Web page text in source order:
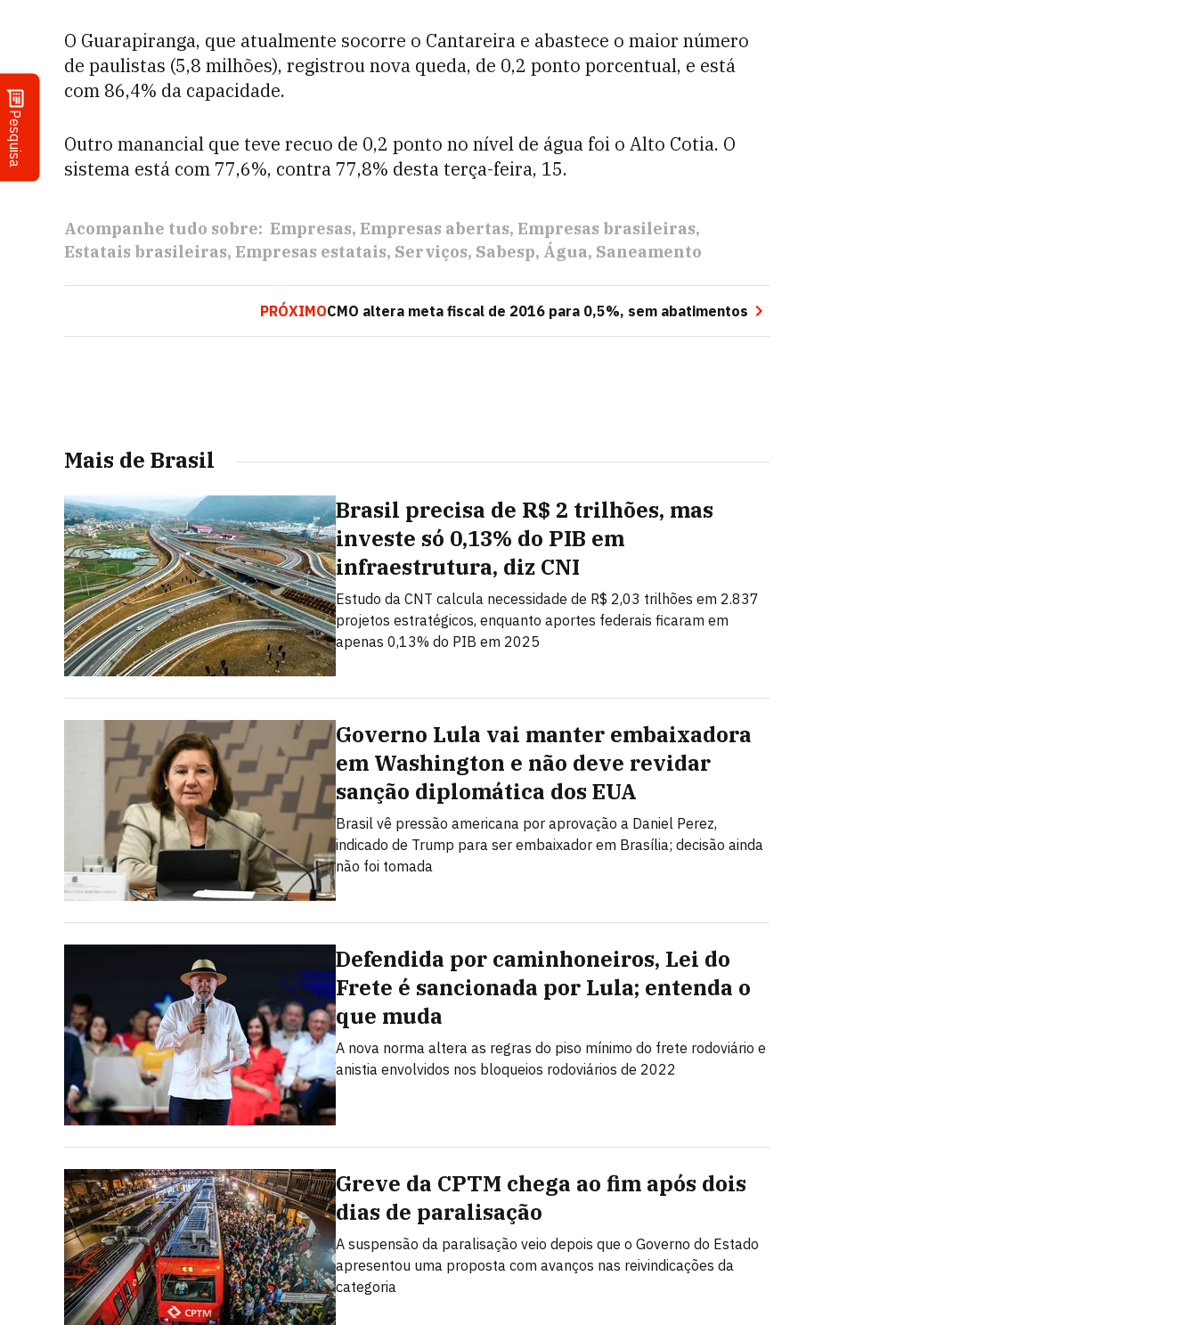
Pesquisa
O Guarapiranga, que atualmente socorre o Cantareira e abastece o maior número
de paulistas (5,8 milhões), registrou nova queda, de 0,2 ponto porcentual, e está
com 86,4% da capacidade.
Outro manancial que teve recuo de 0,2 ponto no nível de água foi o Alto Cotia. O
sistema está com 77,6%, contra 77,8% desta terça-feira, 15.
Acompanhe tudo sobre: Empresas Empresas abertas Empresas brasileiras
Estatais brasileiras Empresas estatais Serviços Sabesp Água Saneamento
PRÓXIMOCMO altera meta fiscal de 2016 para 0,5%, sem abatimentos
Mais de Brasil
Brasil precisa de R$ 2 trilhões, mas
investe só 0,13% do PIB em
infraestrutura, diz CNI
Estudo da CNT calcula necessidade de R$ 2,03 trilhões em 2.837
projetos estratégicos, enquanto aportes federais ficaram em
apenas 0,13% do PIB em 2025
Governo Lula vai manter embaixadora
em Washington e não deve revidar
sanção diplomática dos EUA
Brasil vê pressão americana por aprovação a Daniel Perez,
indicado de Trump para ser embaixador em Brasília; decisão ainda
não foi tomada
Defendida por caminhoneiros, Lei do
Frete é sancionada por Lula; entenda o
que muda
A nova norma altera as regras do piso mínimo do frete rodoviário e
anistia envolvidos nos bloqueios rodoviários de 2022
Greve da CPTM chega ao fim após dois
dias de paralisação
A suspensão da paralisação veio depois que o Governo do Estado
apresentou uma proposta com avanços nas reivindicações da
categoria